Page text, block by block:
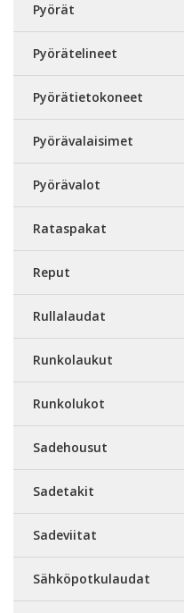
Pyörät
Pyörätelineet
Pyörätietokoneet
Pyörävalaisimet
Pyörävalot
Rataspakat
Reput
Rullalaudat
Runkolaukut
Runkolukot
Sadehousut
Sadetakit
Sadeviitat
Sähköpotkulaudat